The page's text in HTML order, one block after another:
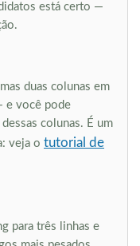
está certo —
duas colunas em
e você pode
colunas. É um
veja o tutorial de
para três linhas e